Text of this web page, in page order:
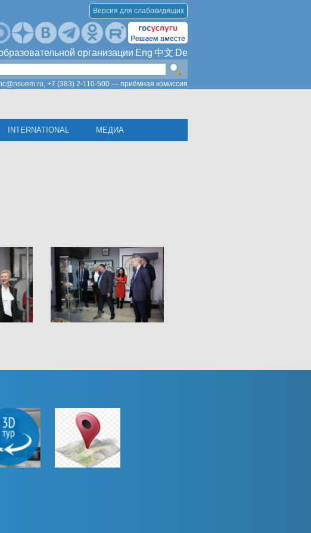
Версия для слабовидящих
организации Eng 中文 De
+7 (383) 2-110-500 — приёмная комиссия
INTERNATIONAL МЕДИА